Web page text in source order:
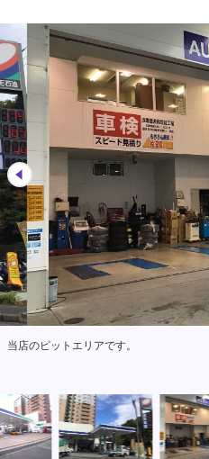
当店のピットエリアです。